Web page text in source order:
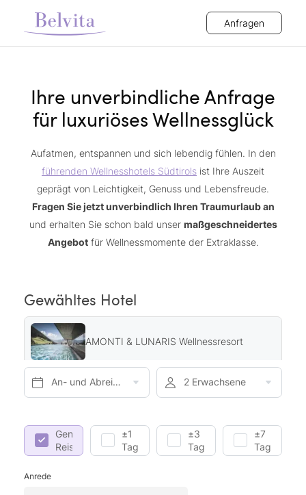
Anfragen
Ihre unverbindliche Anfrage
für luxuriöses Wellnessglück
Aufatmen, entspannen und sich lebendig fühlen. In den
führenden Wellnesshotels Südtirols ist Ihre Auszeit
geprägt von Leichtigkeit, Genuss und Lebensfreude.
Fragen Sie jetzt unverbindlich Ihren Traumurlaub an
und erhalten Sie schon bald unser maßgeschneidertes
Angebotfür Wellnessmomente der Extraklasse.
An- und Abreise* 2 Erwachsene
Genaue
Reisedaten
±1
Tag
±3
Tage
±7
Tage
Anrede
Gewähltes Hotel
AMONTI & LUNARIS Wellnessresort